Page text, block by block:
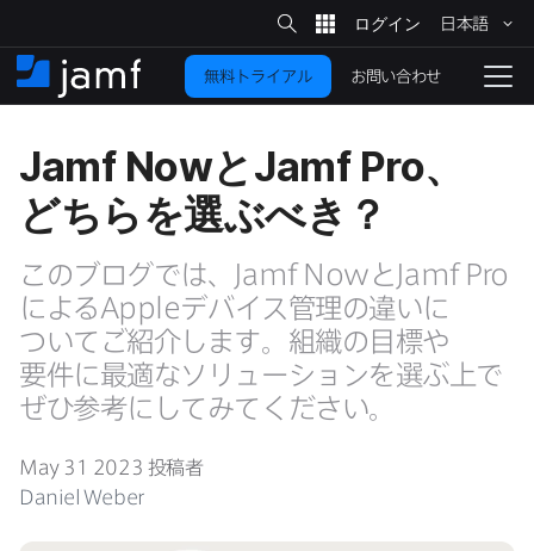
イ
ン
コ
テ
ン
ツ
に
移
動
サ
イ
ト
検
索
日本語
ホ
ー
ナ
替
無料トライアル お問い合わせ
Jamf NowとJamf Pro、​
どちらを​選ぶべき？
この​ブログでは、 Jamf Now と Jamf Pro
に​よるAppleデバイス管理の​違いに​
ついて​ご紹介します。​組織の​目標や​
要件に​最適な​ソリューションを​選ぶ上で​
ぜひ参考に​してみてください。
May 31 2023 投稿者
Daniel Weber